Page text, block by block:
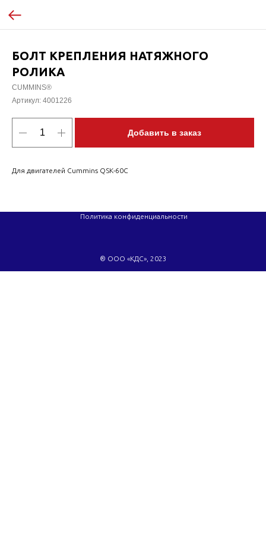
БОЛТ КРЕПЛЕНИЯ НАТЯЖНОГО
РОЛИКА
CUMMINS®
Артикул: 4001226
Добавить в заказ
Для двигателей Cummins QSK-60C
® ООО «КДС», 2023
Политика конфиденциальности